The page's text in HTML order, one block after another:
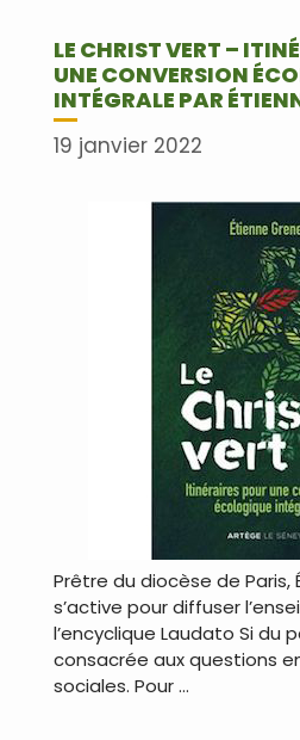
LE CHRIST VERT –
UNE CONVERSION
INTÉGRALE PAR
19 janvier 2022
Prêtre du diocèse de Paris,
s’active pour diffuser
l’encyclique Laudato Si du
consacrée aux questions
sociales. Pour …